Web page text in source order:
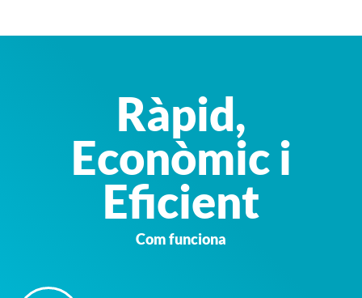
Ràpid,
Econòmic i
Eficient
Com funciona